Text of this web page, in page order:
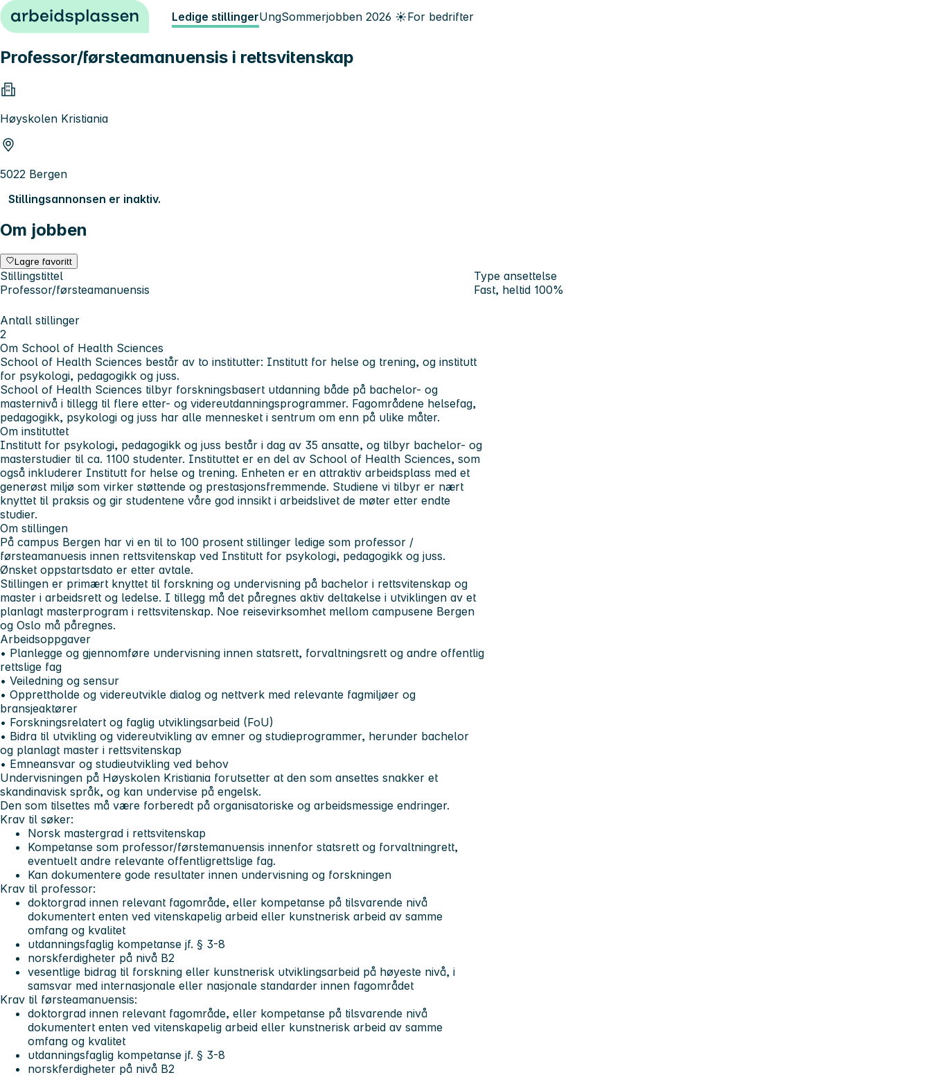
Hopp til innhold Ledige stillingerUngSommerjobben 2026 ☀️For bedrifter
Professor/førsteamanuensis i rettsvitenskap
Høyskolen Kristiania
5022 Bergen
Stillingsannonsen er inaktiv.
Om jobben
Lagre favoritt
Stillingstittel
Professor/førsteamanuensis
Type ansettelse
Fast, heltid 100%
Antall stillinger
2
Om School of Health Sciences
School of Health Sciences består av to institutter: Institutt for helse og trening, og institutt
for psykologi, pedagogikk og juss.
School of Health Sciences tilbyr forskningsbasert utdanning både på bachelor- og
masternivå i tillegg til flere etter- og videreutdanningsprogrammer. Fagområdene helsefag,
pedagogikk, psykologi og juss har alle mennesket i sentrum om enn på ulike måter.
Om instituttet
Institutt for psykologi, pedagogikk og juss består i dag av 35 ansatte, og tilbyr bachelor- og
masterstudier til ca. 1100 studenter. Instituttet er en del av School of Health Sciences, som
også inkluderer Institutt for helse og trening. Enheten er en attraktiv arbeidsplass med et
generøst miljø som virker støttende og prestasjonsfremmende. Studiene vi tilbyr er nært
knyttet til praksis og gir studentene våre god innsikt i arbeidslivet de møter etter endte
studier.
Om stillingen
På campus Bergen har vi en til to 100 prosent stillinger ledige som professor /
førsteamanuesis innen rettsvitenskap ved Institutt for psykologi, pedagogikk og juss.
Ønsket oppstartsdato er etter avtale.
Stillingen er primært knyttet til forskning og undervisning på bachelor i rettsvitenskap og
master i arbeidsrett og ledelse. I tillegg må det påregnes aktiv deltakelse i utviklingen av et
planlagt masterprogram i rettsvitenskap. Noe reisevirksomhet mellom campusene Bergen
og Oslo må påregnes.
Arbeidsoppgaver
• Planlegge og gjennomføre undervisning innen statsrett, forvaltningsrett og andre offentlig
rettslige fag
• Veiledning og sensur
• Opprettholde og videreutvikle dialog og nettverk med relevante fagmiljøer og
bransjeaktører
• Forskningsrelatert og faglig utviklingsarbeid (FoU)
• Bidra til utvikling og videreutvikling av emner og studieprogrammer, herunder bachelor
og planlagt master i rettsvitenskap
• Emneansvar og studieutvikling ved behov
Undervisningen på Høyskolen Kristiania forutsetter at den som ansettes snakker et
skandinavisk språk, og kan undervise på engelsk.
Den som tilsettes må være forberedt på organisatoriske og arbeidsmessige endringer.
Krav til søker:
Norsk mastergrad i rettsvitenskap
Kompetanse som professor/førstemanuensis innenfor statsrett og forvaltningrett,
eventuelt andre relevante offentligrettslige fag.
Kan dokumentere gode resultater innen undervisning og forskningen
Krav til professor:
doktorgrad innen relevant fagområde, eller kompetanse på tilsvarende nivå
dokumentert enten ved vitenskapelig arbeid eller kunstnerisk arbeid av samme
omfang og kvalitet
utdanningsfaglig kompetanse jf. § 3-8
norskferdigheter på nivå B2
vesentlige bidrag til forskning eller kunstnerisk utviklingsarbeid på høyeste nivå, i
samsvar med internasjonale eller nasjonale standarder innen fagområdet
Krav til førsteamanuensis:
doktorgrad innen relevant fagområde, eller kompetanse på tilsvarende nivå
dokumentert enten ved vitenskapelig arbeid eller kunstnerisk arbeid av samme
omfang og kvalitet
utdanningsfaglig kompetanse jf. § 3-8
norskferdigheter på nivå B2